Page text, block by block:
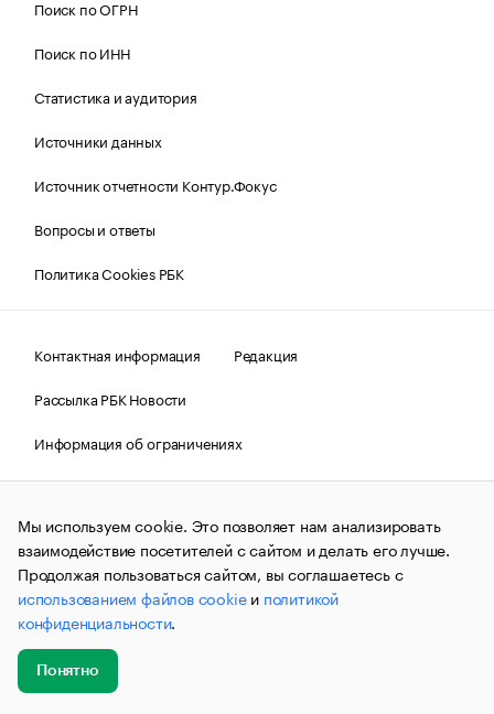
Поиск по ОГРН
Поиск по ИНН
Статистика и аудитория
Источники данных
Источник отчетности Контур.Фокус
Вопросы и ответы
Политика Cookies РБК
Контактная информация
Редакция
Рассылка РБК Новости
Информация об ограничениях
Правовая информация
О соблюдении авторских прав
© АО «РОСБИЗНЕСКОНСАЛТИНГ»,1995–2026.Сообщения
и материалы информационного агентства «РБК»
(зарегистрировано Федеральной службой по надзору в сфере
связи, информационных технологий и массовых
коммуникаций (Роскомнадзор) 09.12.2015 за номером ИА
№ФС77-63848) сопровождаются пометкой «РБК». Отдельные
публикации могут содержать информацию,
не предназначенную для пользователей
до 18 лет.
Мы используем cookie. Это позволяет нам анализировать
взаимодействие посетителей с сайтом и делать его лучше.
Продолжая пользоваться сайтом, вы соглашаетесь с
использованием файлов cookieи политикой
конфиденциальности.
Понятно